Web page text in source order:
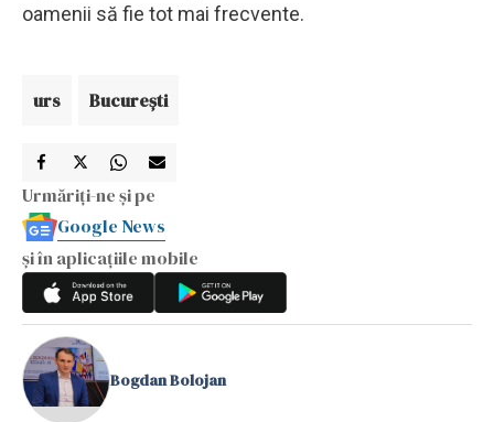
oamenii să fie tot mai frecvente.
urs Bucureşti
Urmăriți-ne și pe
Google News
și în aplicațiile mobile
Bogdan Bolojan